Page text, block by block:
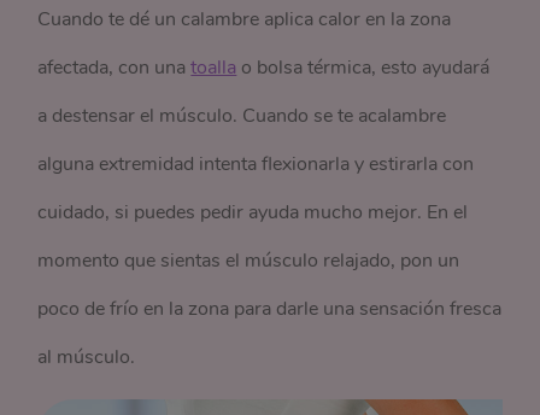
Cuando te dé un calambre aplica calor en la zona
afectada, con unatoalla o bolsa térmica, esto ayudará
a destensar el músculo. Cuando se te acalambre
alguna extremidad intenta flexionarla y estirarla con
cuidado, si puedes pedir ayuda mucho mejor. En el
momento que sientas el músculo relajado, pon un
poco de frío en la zona para darle una sensación fresca
al músculo.